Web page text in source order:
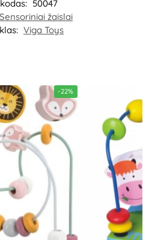
50047
Sensoriniai žaislai
Viga Toys
-22%